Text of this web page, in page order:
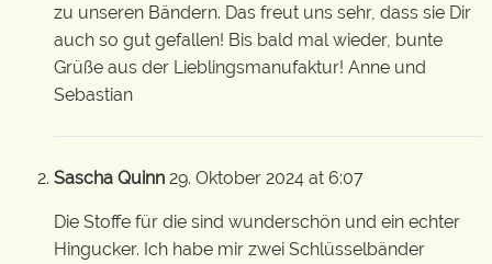
zu unseren Bändern. Das freut uns sehr, dass sie Dir
auch so gut gefallen! Bis bald mal wieder, bunte
Grüße aus der Lieblingsmanufaktur! Anne und
Sebastian
Sascha Quinn 29. Oktober 2024 at 6:07
Die Stoffe für die sind wunderschön und ein echter
Hingucker. Ich habe mir zwei Schlüsselbänder